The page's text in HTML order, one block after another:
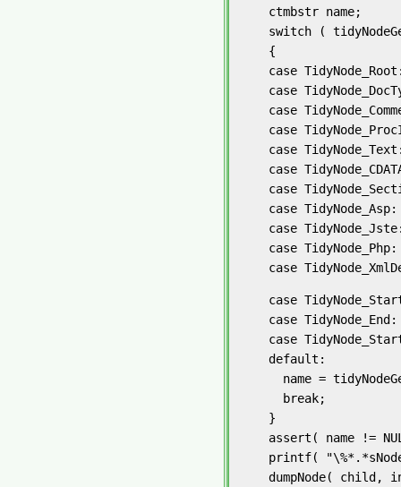
    ctmbstr name;
switch (
    {
case
case
case
case
case
case
case
case
case
case
case
case
    case TidyNode_End:
case
    default:
name =
      break;
    }
assert( name !=
printf(
dumpNode( child,